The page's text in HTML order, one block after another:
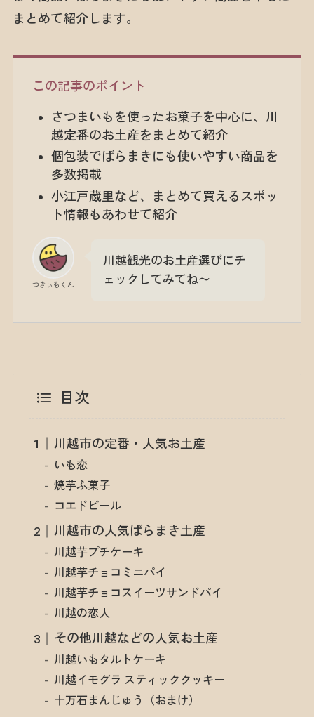
まとめて紹介します。
この記事のポイント
さつまいもを使ったお菓子を中心に、川
越定番のお土産をまとめて紹介
個包装でばらまきにも使いやすい商品を
多数掲載
小江戸蔵里など、まとめて買えるスポッ
ト情報もあわせて紹介
つきぃもくん
川越観光のお土産選びにチ
ェックしてみてね〜
目次
川越市の定番・人気お土産
いも恋
焼芋ふ菓子
コエドビール
川越市の人気ばらまき土産
川越芋プチケーキ
川越芋チョコミニパイ
川越芋チョコスイーツサンドパイ
川越の恋人
その他川越などの人気お土産
川越いもタルトケーキ
川越イモグラ スティッククッキー
十万石まんじゅう（おまけ）